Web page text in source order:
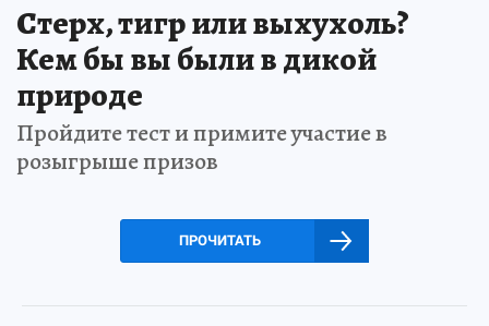
Стерх, тигр или выхухоль?
Кем бы вы были в дикой
природе
Пройдите тест и примите участие в
розыгрыше призов
ПРОЧИТАТЬ